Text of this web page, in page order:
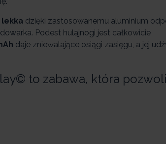
lekka dzięki zastosowanemu aluminium
Podest hulajnogi jest całkowicie
daje zniewalające osiągi zasięgu, a jej
to zabawa, która